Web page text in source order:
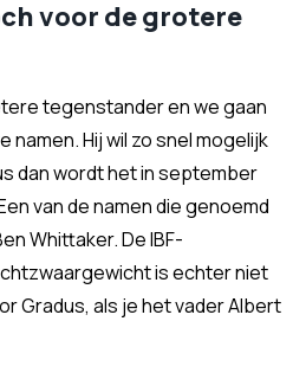
voor de grotere
tegenstander en we gaan
Hij wil zo snel mogelijk
dan wordt het in september
van de namen die genoemd
Whittaker. De IBF-
is echter niet
Gradus, als je het vader Albert